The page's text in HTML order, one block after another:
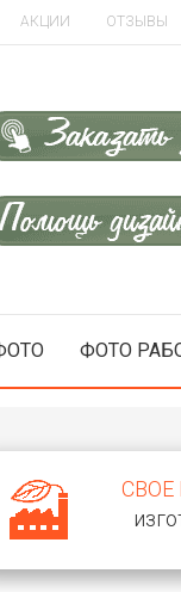
АКЦИИ ОТЗЫВЫ
ФОТО